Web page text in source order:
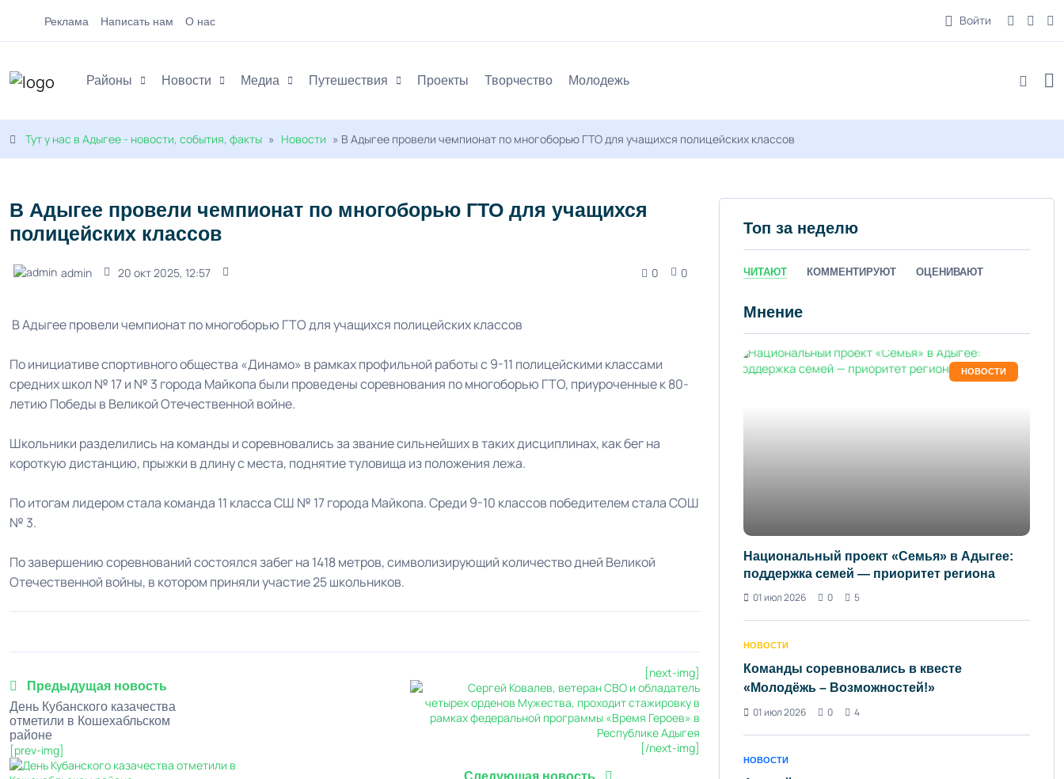
Реклама Написать нам О нас Войти
Районы Новости Медиа Путешествия Проекты Творчество Молодежь
Тут у нас в Адыгее - новости, события, факты » Новости » В Адыгее провели чемпионат по многоборью ГТО для учащихся полицейских классов
В Адыгее провели чемпионат по многоборью ГТО для учащихся
полицейских классов
admin 20 окт 2025, 12:57 0 0
В Адыгее провели чемпионат по многоборью ГТО для учащихся полицейских классов
По инициативе спортивного общества «Динамо» в рамках профильной работы с 9-11 полицейскими классами
средних школ № 17 и № 3 города Майкопа были проведены соревнования по многоборью ГТО, приуроченные к 80-
летию Победы в Великой Отечественной войне.
Школьники разделились на команды и соревновались за звание сильнейших в таких дисциплинах, как бег на
короткую дистанцию, прыжки в длину с места, поднятие туловища из положения лежа.
По итогам лидером стала команда 11 класса СШ № 17 города Майкопа. Среди 9-10 классов победителем стала СОШ
№ 3.
По завершению соревнований состоялся забег на 1418 метров, символизирующий количество дней Великой
Отечественной войны, в котором приняли участие 25 школьников.
Предыдущая новость
День Кубанского казачества
отметили в Кошехабльском
районе
[prev-img]
[next-img]
[/next-img]
Следуюшая новость
Топ за неделю
ЧИТАЮТ КОММЕНТИРУЮТ ОЦЕНИВАЮТ
Мнение
НОВОСТИ
Национальный проект «Семья» в Адыгее:
поддержка семей — приоритет региона
01 июл 2026
0 5
НОВОСТИ
Команды соревновались в квесте
«Молодёжь – Возможностей!»
01 июл 2026
0 4
НОВОСТИ